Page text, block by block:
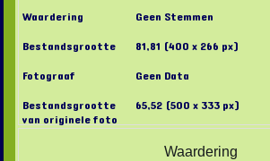
Waardering
Geen Stemmen
Bestandsgrootte
81,81 (400 x 266 px)
Fotograaf
Geen Data
Bestandsgrootte
van originele foto
65,52 (500 x 333 px)
Waardering